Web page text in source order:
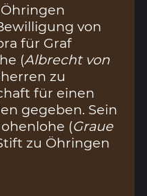
von
für Graf
(Albrecht von
zu
für einen
gegeben. Sein
(Graue
zu Öhringen